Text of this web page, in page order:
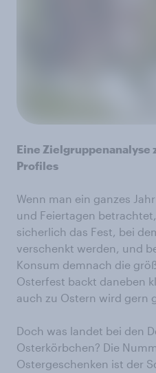
Eine Zielgruppenanalyse
Profiles
Wenn man ein ganzes
und Feiertagen
sicherlich das Fest, bei
verschenkt werden, und
Konsum demnach die
Osterfest backt daneben
auch zu Ostern wird gern
Doch was landet bei den
Osterkörbchen? Die
Ostergeschenken ist der